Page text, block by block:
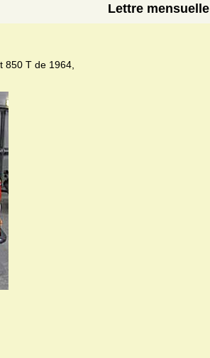
Lettre mensuelle
850 T de 1964,